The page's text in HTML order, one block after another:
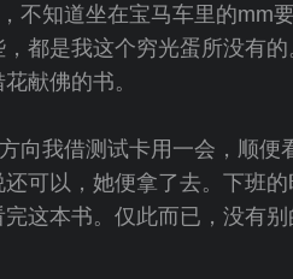
不知道坐在宝马车里的mm
都是我这个穷光蛋所没有
献佛的书。
向我借测试卡用一会，顺便
可以，她便拿了去。下班
这本书。仅此而已，没有